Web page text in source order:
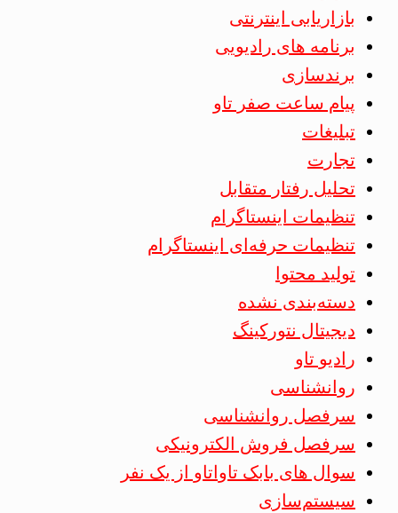
بازاریابی اینترنتی
برنامه های رادیویی
برندسازی
پیام ساعت صفر تاو
تبلیغات
تجارت
تحلیل رفتار متقابل
تنظیمات اینستاگرام
تنظیمات حرفه‌ای اینستاگرام
تولید محتوا
دسته‌بندی نشده
دیجیتال نتورکینگ
رادیو تاو
روانشناسی
سرفصل روانشناسی
سرفصل فروش الکترونیکی
سوال های بابک تاواتاو از یک نفر
سیستم‌سازی